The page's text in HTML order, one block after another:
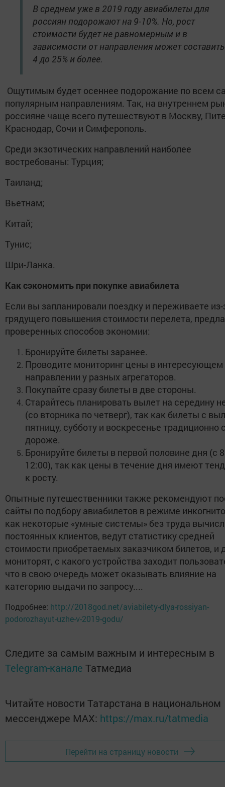
В среднем уже в 2019 году авиабилеты для
россиян подорожают на 9-10%. Но, рост
стоимости будет не равномерным и в
зависимости от направления может
4 до 25% и более.
Ощутимым будет осеннее подорожание по всем
популярным направлениям. Так, на внутреннем
россияне чаще всего путешествуют в Москву,
Краснодар, Сочи и Симферополь.
Среди экзотических направлений наиболее
востребованы: Турция;
Таиланд;
Вьетнам;
Китай;
Тунис;
Шри-Ланка.
Как сэкономить при покупке авиабилета
Если вы запланировали поездку и переживаете из-
грядущего повышения стоимости перелета,
проверенных способов экономии:
Бронируйте билеты заранее.
Проводите мониторинг цены в интересующем
направлении у разных агрегаторов.
Покупайте сразу билеты в две стороны.
Старайтесь планировать вылет на середину
(со вторника по четверг), так как билеты с
пятницу, субботу и воскресенье традиционно
дороже.
Бронируйте билеты в первой половине дня (с
12:00), так как цены в течение дня имеют
к росту.
Опытные путешественники также рекомендуют
сайты по подбору авиабилетов в режиме
как некоторые «умные системы» без труда
постоянных клиентов, ведут статистику средней
стоимости приобретаемых заказчиком билетов, и
мониторят, с какого устройства заходит
что в свою очередь может оказывать влияние на
категорию выдачи по запросу....
Подробнее: http://2018god.net/aviabilety-dlya-rossiyan-
podorozhayut-uzhe-v-2019-godu/
Следите за самым важным и интересным в
Telegram-канале Татмедиа
Читайте новости Татарстана в национальном
мессенджере MАХ: https://max.ru/tatmedia
Перейти на страницу новости